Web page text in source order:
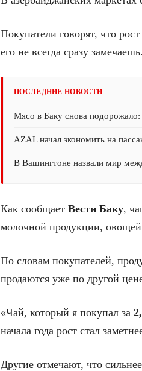
Покупатели говорят, что
его не всегда сразу замечаешь.
ПОСЛЕДНИЕ НОВОСТИ
Мясо в Баку снова
AZAL начал экономить на
В Вашингтоне назвали мир
Как сообщает Вести Баку,
молочной продукции,
По словам покупателей,
продаются уже по другой
«Чай, который я покупал за
начала года рост стал
Другие отмечают, что